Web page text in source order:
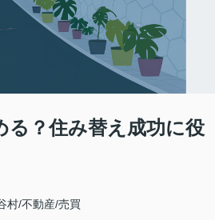
る？住み替え成功に役
村/不動産/売買